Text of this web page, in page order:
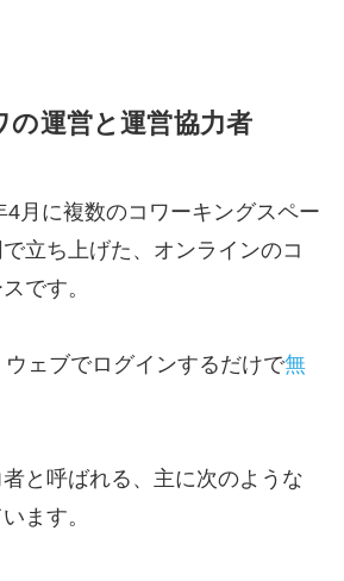
の運営と運営協力者
月に複数のコワーキングスペー
立ち上げた、オンラインのコ
です。
ウェブでログインするだけで無
と呼ばれる、主に次のような
ます。